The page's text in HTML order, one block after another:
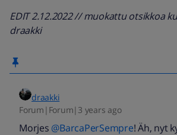
EDIT 2.12.2022 // muokattu otsikkoa
draakki
draakki
Forum|Forum|3 years ago
Morjes @BarcaPerSempre! Äh, nyt